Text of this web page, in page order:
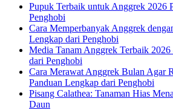
Pupuk Terbaik untuk Anggrek 2026
Penghobi
Cara Memperbanyak Anggrek
Lengkap dari Penghobi
Media Tanam Anggrek Terbaik
dari Penghobi
Cara Merawat Anggrek Bulan Agar
Panduan Lengkap dari Penghobi
Pisang Calathea: Tanaman Hias
Daun